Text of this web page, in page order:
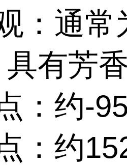
：通常
有芳香
：约-
：约